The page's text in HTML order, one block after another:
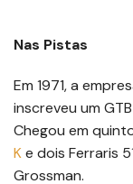
Nas Pistas
Em 1971, a
inscreveu um
Chegou em
Ke dois Ferraris
Grossman.